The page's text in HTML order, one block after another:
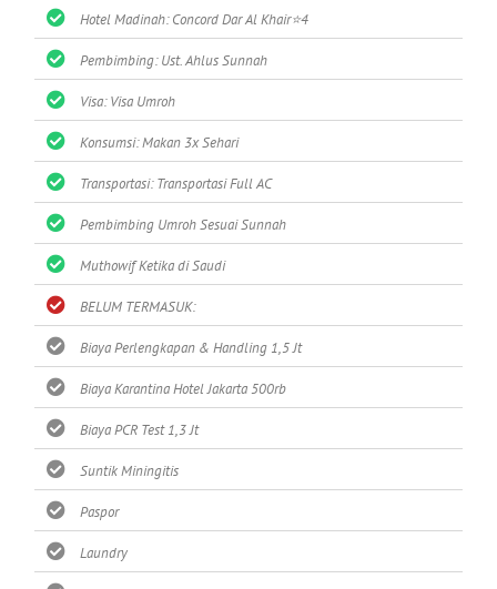
Hotel Madinah: Concord Dar Al Khair⭐4
Pembimbing: Ust. Ahlus Sunnah
Visa: Visa Umroh
Konsumsi: Makan 3x Sehari
Transportasi: Transportasi Full AC
Pembimbing Umroh Sesuai Sunnah
Muthowif Ketika di Saudi
BELUM TERMASUK:
Biaya Perlengkapan & Handling 1,5 Jt
Biaya Karantina Hotel Jakarta 500rb
Biaya PCR Test 1,3 Jt
Suntik Miningitis
Paspor
Laundry